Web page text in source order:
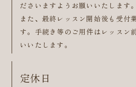
ださいますようお願いいたします。
また、最終レッスン開始後も受付
す。手続き等のご用件はレッスン
いいたします。
定休日